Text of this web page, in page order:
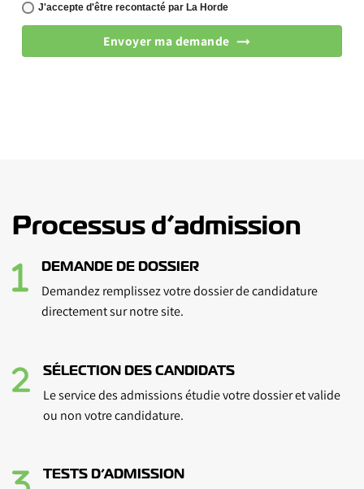
J'accepte d'être recontacté par La Horde
Envoyer ma demande
Processus d’admission
DEMANDE DE DOSSIER
Demandez remplissez votre dossier de candidature
directement sur notre site.
SÉLECTION DES CANDIDATS
Le service des admissions étudie votre dossier et valide
ou non votre candidature.
TESTS D’ADMISSION